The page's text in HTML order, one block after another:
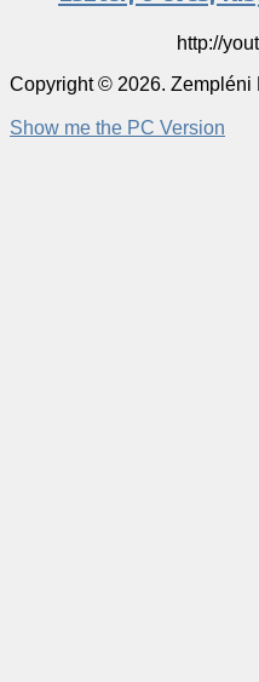
http://
Copyright © 2026. Zempléni
Show me the PC Version